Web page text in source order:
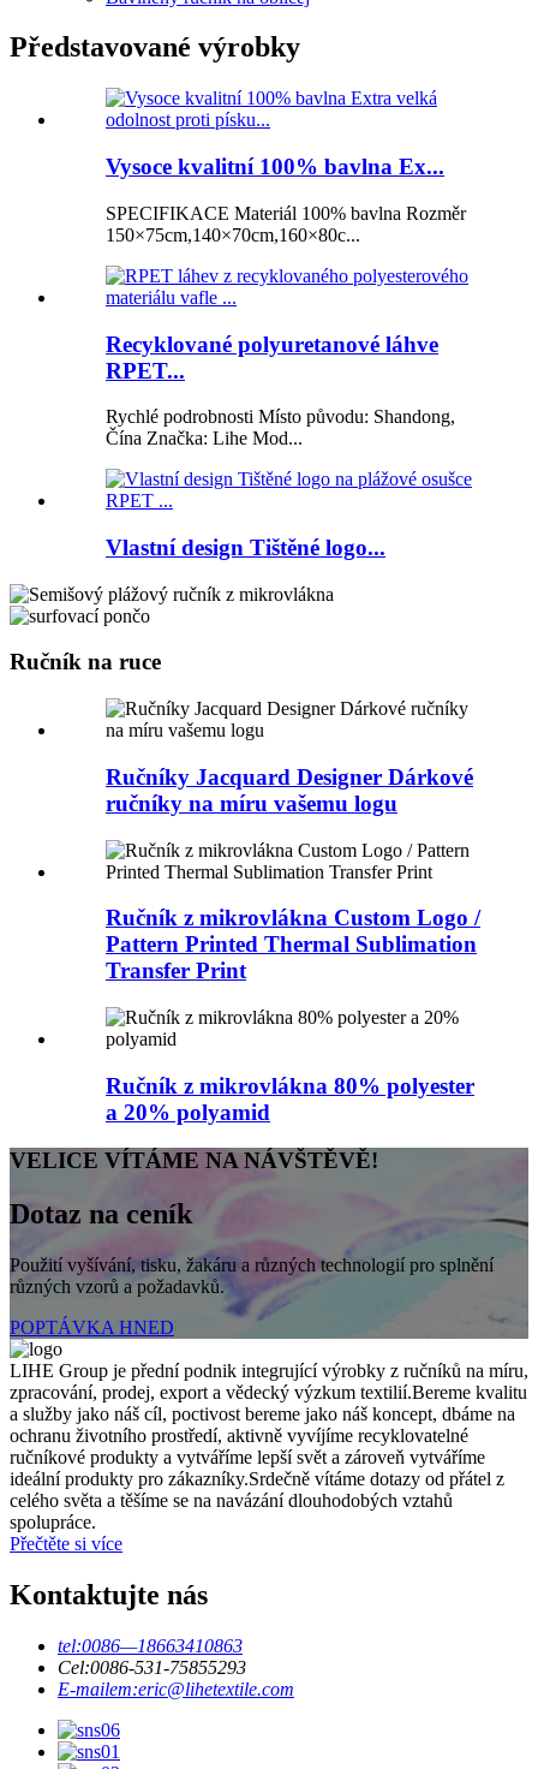
Představované výrobky
Vysoce kvalitní 100% bavlna Ex...
SPECIFIKACE Materiál 100% bavlna Rozměr
150×75cm,140×70cm,160×80c...
Recyklované polyuretanové láhve
RPET...
Rychlé podrobnosti Místo původu: Shandong,
Čína Značka: Lihe Mod...
Vlastní design Tištěné logo...
Ručník na ruce
Ručníky Jacquard Designer Dárkové
ručníky na míru vašemu logu
Ručník z mikrovlákna Custom Logo /
Pattern Printed Thermal Sublimation
Transfer Print
Ručník z mikrovlákna 80% polyester
a 20% polyamid
VELICE VÍTÁME NA NÁVŠTĚVĚ!
Dotaz na ceník
Použití vyšívání, tisku, žakáru a různých technologií pro splnění
různých vzorů a požadavků.
POPTÁVKA HNED
LIHE Group je přední podnik integrující výrobky z ručníků na míru,
zpracování, prodej, export a vědecký výzkum textilií.Bereme kvalitu
a služby jako náš cíl, poctivost bereme jako náš koncept, dbáme na
ochranu životního prostředí, aktivně vyvíjíme recyklovatelné
ručníkové produkty a vytváříme lepší svět a zároveň vytváříme
ideální produkty pro zákazníky.Srdečně vítáme dotazy od přátel z
celého světa a těšíme se na navázání dlouhodobých vztahů
spolupráce.
Přečtěte si více
Kontaktujte nás
tel:0086—18663410863
Cel:0086-531-75855293
E-mailem:eric@lihetextile.com